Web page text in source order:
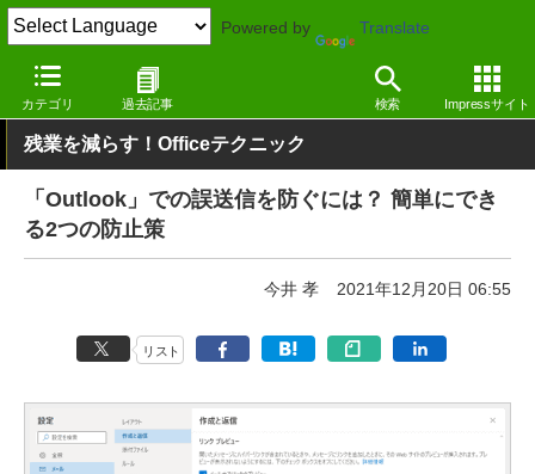
Powered by Translate
カテゴリ 過去記事 検索 Impressサイト
窓の杜 オフィス・ドキュメント Windows
残業を減らす！Officeテクニック
「Outlook」での誤送信を防ぐには？ 簡単にでき
る2つの防止策
今井 孝 2021年12月20日 06:55
リスト